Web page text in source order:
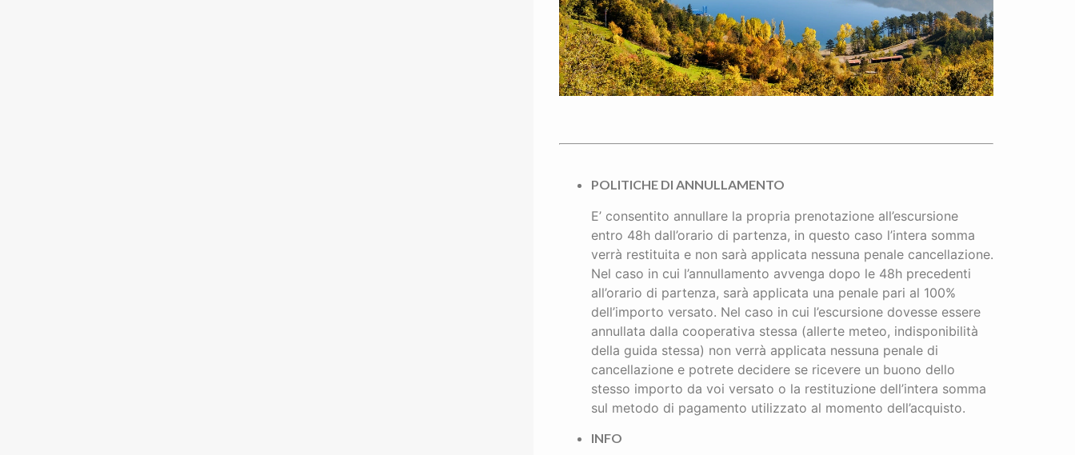
POLITICHE DI ANNULLAMENTO
E’ consentito annullare la propria prenotazione all’escursione
entro 48h dall’orario di partenza, in questo caso l’intera somma
verrà restituita e non sarà applicata nessuna penale cancellazione.
Nel caso in cui l’annullamento avvenga dopo le 48h precedenti
all’orario di partenza, sarà applicata una penale pari al 100%
dell’importo versato. Nel caso in cui l’escursione dovesse essere
annullata dalla cooperativa stessa (allerte meteo, indisponibilità
della guida stessa) non verrà applicata nessuna penale di
cancellazione e potrete decidere se ricevere un buono dello
stesso importo da voi versato o la restituzione dell’intera somma
sul metodo di pagamento utilizzato al momento dell’acquisto.
INFO